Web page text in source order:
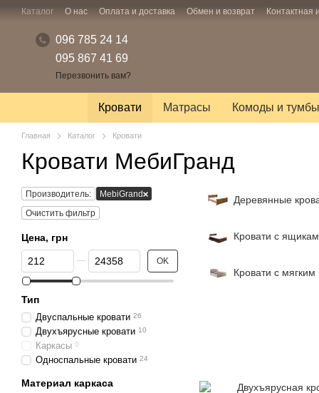
Перейти к основному контенту
Каталог О нас Оплата и доставка Обмен и возврат Контактная
096 785 24 14
095 867 41 69
Перезвонить вам?
Кровати Матрасы Комоды и тумбы
Главная Каталог Кровати
Кровати МебиГранд
Деревянные
Кровати с
Кровати с мягким
Производитель:
MebiGrand
Очистить фильтр
Цена, грн
От Цена, грн
До Цена, грн OK
Тип
Двуспальные кровати 26
Двухъярусные кровати 10
Каркасы 0
Односпальные кровати 24
Материал каркаса